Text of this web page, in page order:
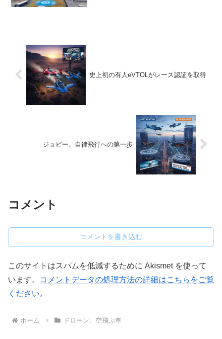
史上初の有人eVTOLがレース認証を取得
ジョビー、自律飛行への第一歩
コメント
コメントを書き込む
このサイトはスパムを低減するために Akismet を使って
います。
コメントデータの処理方法の詳細はこちらをご覧
ください。
ホーム ドローン、空飛ぶ車